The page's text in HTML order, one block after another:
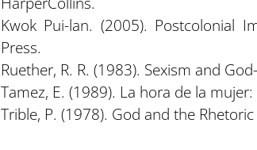
Kwok Pui-lan. (2005). Postcolonial
Press.
Ruether, R. R. (1983). Sexism and
Tamez, E. (1989). La hora de la
Trible, P. (1978). God and the